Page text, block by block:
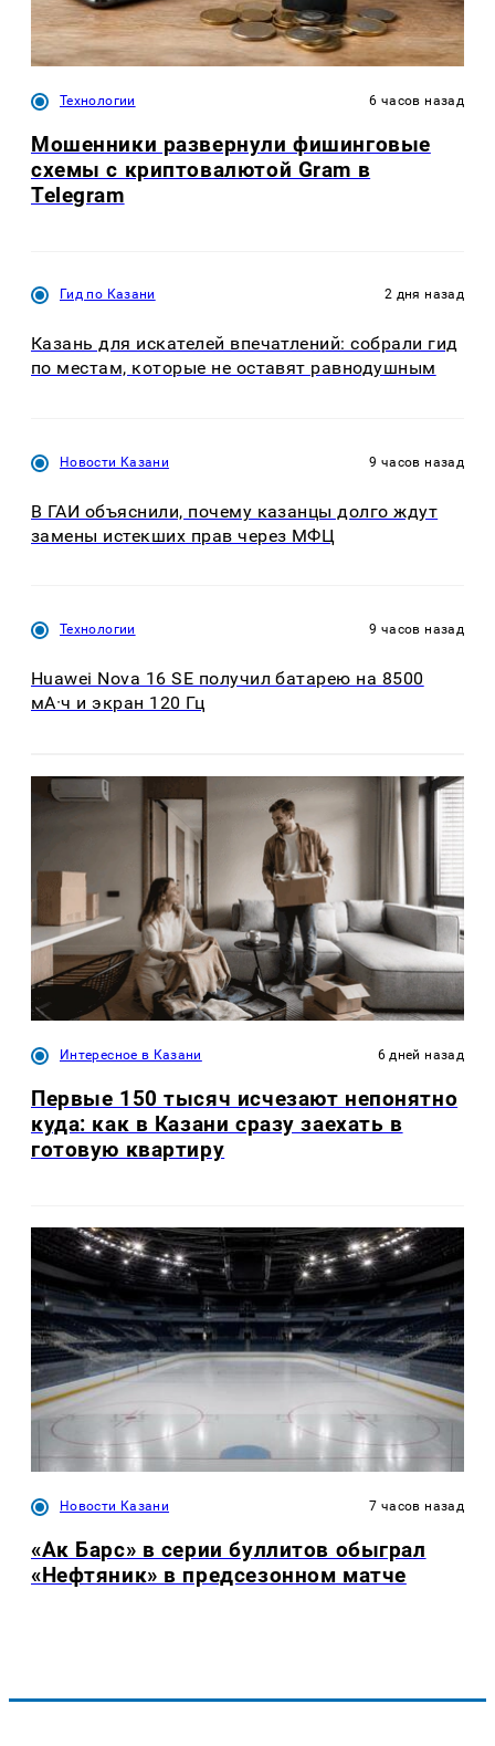
Технологии 6 часов назад
Мошенники развернули фишинговые
схемы с криптовалютой Gram в
Telegram
Гид по Казани 2 дня назад
Казань для искателей впечатлений: собрали гид
по местам, которые не оставят равнодушным
Новости Казани 9 часов назад
В ГАИ объяснили, почему казанцы долго ждут
замены истекших прав через МФЦ
Технологии 9 часов назад
Huawei Nova 16 SE получил батарею на 8500
мА·ч и экран 120 Гц
Интересное в Казани 6 дней назад
Первые 150 тысяч исчезают непонятно
куда: как в Казани сразу заехать в
готовую квартиру
Новости Казани 7 часов назад
«Ак Барс» в серии буллитов обыграл
«Нефтяник» в предсезонном матче